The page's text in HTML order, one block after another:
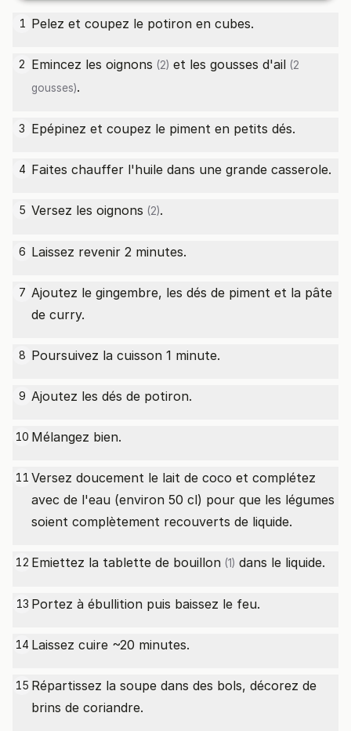
1 Pelez et coupez le potiron en cubes.
2 Emincez les oignons (2) et les gousses d'ail (2
gousses).
3 Epépinez et coupez le piment en petits dés.
4 Faites chauffer l'huile dans une grande casserole.
5 Versez les oignons (2).
6 Laissez revenir 2 minutes.
7 Ajoutez le gingembre, les dés de piment et la pâte
de curry.
8 Poursuivez la cuisson 1 minute.
9 Ajoutez les dés de potiron.
10 Mélangez bien.
11 Versez doucement le lait de coco et complétez
avec de l'eau (environ 50 cl) pour que les légumes
soient complètement recouverts de liquide.
12 Emiettez la tablette de bouillon (1) dans le liquide.
13 Portez à ébullition puis baissez le feu.
14 Laissez cuire ~20 minutes.
15 Répartissez la soupe dans des bols, décorez de
brins de coriandre.